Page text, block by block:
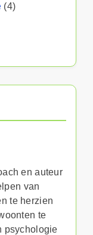
(4)
en auteur
van
te herzien
te
psychologie